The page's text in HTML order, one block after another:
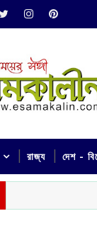
রাজ্য দেশ -